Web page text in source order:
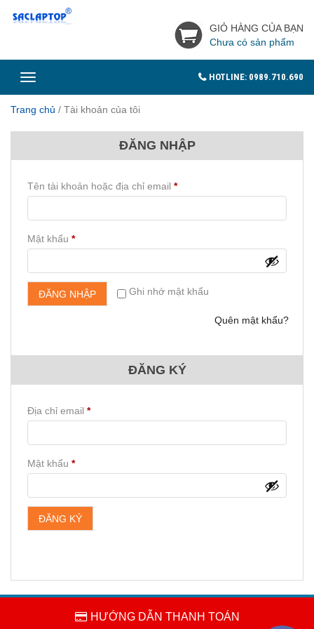
GIỎ HÀNG CỦA BẠN
Chưa có sản phẩm
Toggle
HOTLINE: 0989.710.690
Trang chủ / Tài khoản của tôi
ĐĂNG NHẬP
Tên tài khoản hoặc địa chỉ email *Bắt
Mật khẩu *Bắt
Ghi nhớ mật khẩu
ĐĂNG NHẬP
Quên mật khẩu?
ĐĂNG KÝ
Địa chỉ email *Bắt
Mật khẩu *Bắt
ĐĂNG KÝ
HƯỚNG DẪN THANH TOÁN